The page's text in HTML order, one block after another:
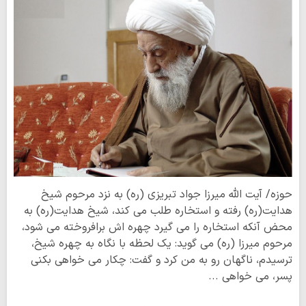
حوزه/ آیت الله میرزا جواد تبریزی (ره) به نزد مرحوم شيخ
هدايت(ره) رفته و استخاره طلب مي کند، شيخ هدايت(ره) به
محض آنکه استخاره را مي گيرد چهره اش برافروخته مي شود،
مرحوم ميرزا (ره) مي گويد: يك لحظه با نگاه به چهره شيخ،
ترسيدم، ناگهان رو به من كرد و گفت: چکار مي خواهي بکني
پسر، مي خواهي ...